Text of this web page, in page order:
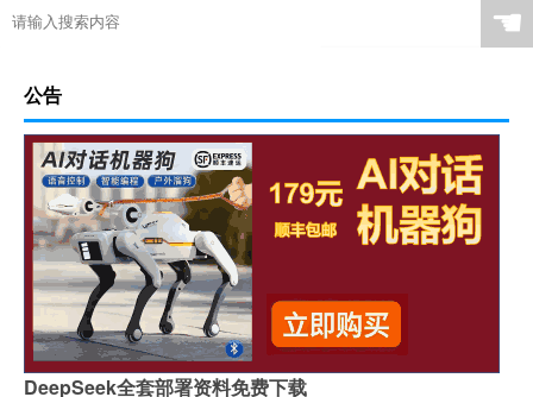
☚
公告
DeepSeek全套部署资料免费下载